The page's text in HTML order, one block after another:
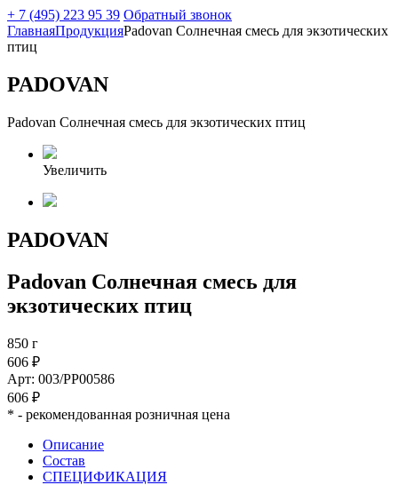
+ 7 (495) 223 95 39 Обратный звонок
ГлавнаяПродукцияPadovan Солнечная смесь для экзотических
птиц
PADOVAN
Padovan Солнечная смесь для экзотических птиц
Увеличить
PADOVAN
Padovan Солнечная смесь для
экзотических птиц
850 г
606 ₽
Арт: 003/PP00586
606 ₽
* - рекомендованная розничная цена
Описание
Состав
СПЕЦИФИКАЦИЯ